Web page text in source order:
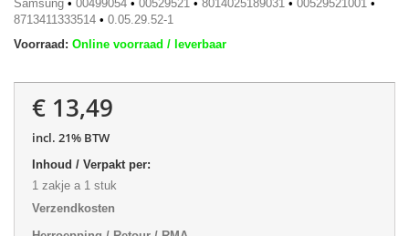
Samsung • 00499054 • 00529521 • 8014025189031 • 00529521001 •
8713411333514 • 0.05.29.52-1
Voorraad: Online voorraad / leverbaar
€ 13,49
incl. 21% BTW
Inhoud / Verpakt per:
1 zakje a 1 stuk
Verzendkosten